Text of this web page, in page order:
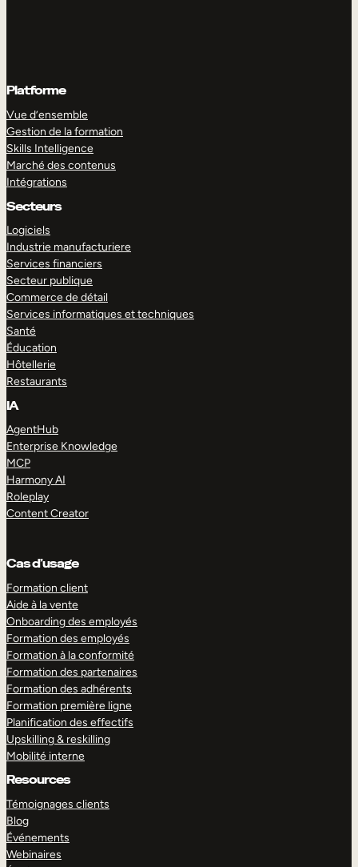
Platforme
Vue d’ensemble
Gestion de la formation
Skills Intelligence
Marché des contenus
Intégrations
Secteurs
Logiciels
Industrie manufacturiere
Services financiers
Secteur publique
Commerce de détail
Services informatiques et techniques
Santé
Éducation
Hôtellerie
Restaurants
IA
AgentHub
Enterprise Knowledge
MCP
Harmony AI
Roleplay
Content Creator
Cas d’usage
Formation client
Aide à la vente
Onboarding des employés
Formation des employés
Formation à la conformité
Formation des partenaires
Formation des adhérents
Formation première ligne
Planification des effectifs
Upskilling & reskilling
Mobilité interne
Resources
Témoignages clients
Blog
Événements
Webinaires